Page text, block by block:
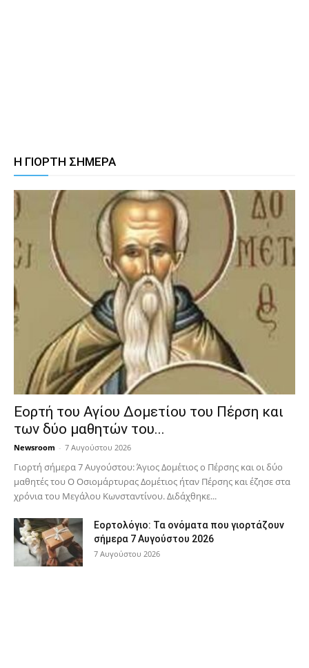
Η ΓΙΟΡΤΗ ΣΗΜΕΡΑ
Εορτή του Αγίου Δομετίου του Πέρση και
των δύο μαθητών του...
Newsroom - 7 Αυγούστου 2026
Γιορτή σήμερα 7 Αυγούστου: Άγιος Δομέτιος ο Πέρσης και οι δύο
μαθητές του Ο Oσιομάρτυρας Δομέτιος ήταν Πέρσης και έζησε στα
χρόνια του Μεγάλου Κωνσταντίνου. Διδάχθηκε...
Εορτολόγιο: Τα ονόματα που γιορτάζουν
σήμερα 7 Αυγούστου 2026
7 Αυγούστου 2026